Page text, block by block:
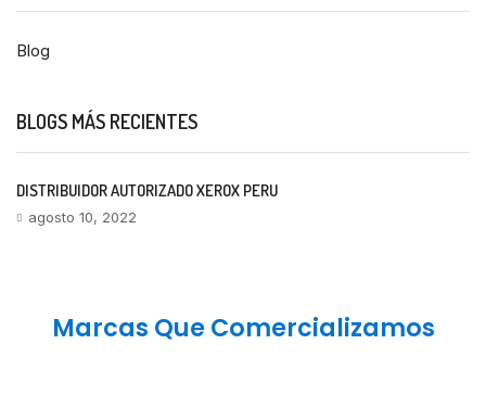
Blog
BLOGS MÁS RECIENTES
DISTRIBUIDOR AUTORIZADO XEROX PERU
agosto 10, 2022
Marcas Que Comercializamos